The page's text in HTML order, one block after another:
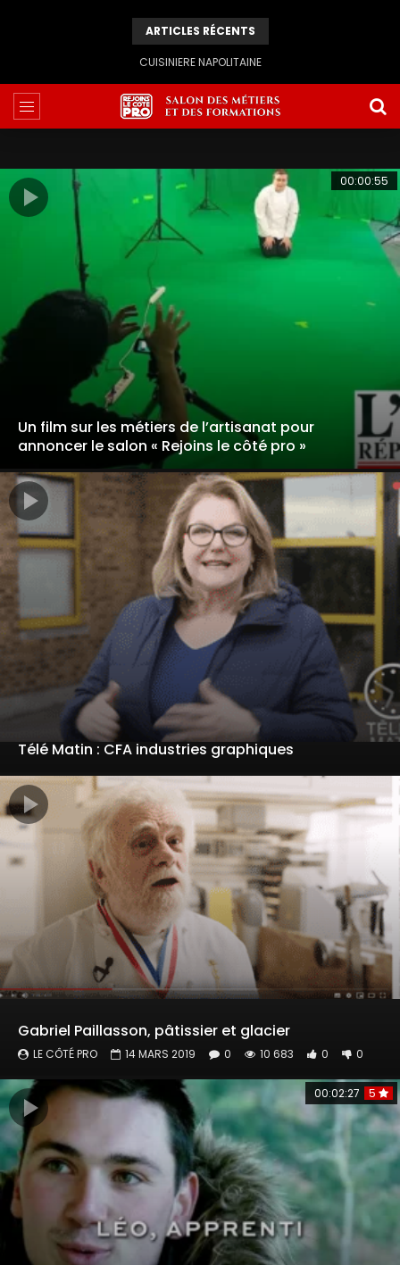
ARTICLES RÉCENTS
Familles et petite enfance : Mutations des savoirs et des pratiques
00:00:55
Un film sur les métiers de l’artisanat pour
annoncer le salon « Rejoins le côté pro »
Télé Matin : CFA industries graphiques
Gabriel Paillasson, pâtissier et glacier
LE CÔTÉ PRO 14 MARS 2019 0 10 683 0 0
00:02:27 5